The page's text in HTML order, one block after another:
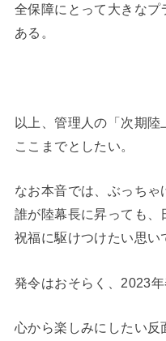
全保障にとって大きな
ある。
以上、管理人の「次期陸
ここまでとしたい。
なお本音では、ぶっちゃ
誰が陸幕長に昇っても、
祝福に駆けつけたい思い
発令はおそらく、2023年
心から楽しみにしたい反